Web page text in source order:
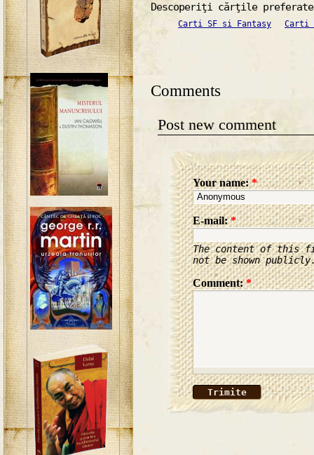
Descoperiţi cărţile
Carti SF si Fantasy Carti
Comments
Post new comment
Your name:*
E-mail:*
The content of this
not be shown
Comment:*